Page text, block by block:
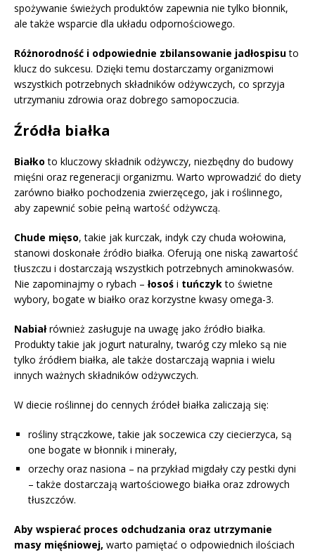
spożywanie świeżych produktów zapewnia nie tylko błonnik,
ale także wsparcie dla układu odpornościowego.
Różnorodność i odpowiednie zbilansowanie jadłospisuto
klucz do sukcesu. Dzięki temu dostarczamy organizmowi
wszystkich potrzebnych składników odżywczych, co sprzyja
utrzymaniu zdrowia oraz dobrego samopoczucia.
Źródła białka
Białko to kluczowy składnik odżywczy, niezbędny do budowy
mięśni oraz regeneracji organizmu. Warto wprowadzić do diety
zarówno białko pochodzenia zwierzęcego, jak i roślinnego,
aby zapewnić sobie pełną wartość odżywczą.
Chude mięso, takie jak kurczak, indyk czy chuda wołowina,
stanowi doskonałe źródło białka. Oferują one niską zawartość
tłuszczu i dostarczają wszystkich potrzebnych aminokwasów.
Nie zapominajmy o rybach – łosoś i tuńczykto świetne
wybory, bogate w białko oraz korzystne kwasy omega-3.
Nabiałrównież zasługuje na uwagę jako źródło białka.
Produkty takie jak jogurt naturalny, twaróg czy mleko są nie
tylko źródłem białka, ale także dostarczają wapnia i wielu
innych ważnych składników odżywczych.
W diecie roślinnej do cennych źródeł białka zaliczają się:
rośliny strączkowe, takie jak soczewica czy ciecierzyca, są
one bogate w błonnik i minerały,
orzechy oraz nasiona – na przykład migdały czy pestki dyni
– także dostarczają wartościowego białka oraz zdrowych
tłuszczów.
Aby wspierać proces odchudzania oraz utrzymanie
masy mięśniowej, warto pamiętać o odpowiednich ilościach